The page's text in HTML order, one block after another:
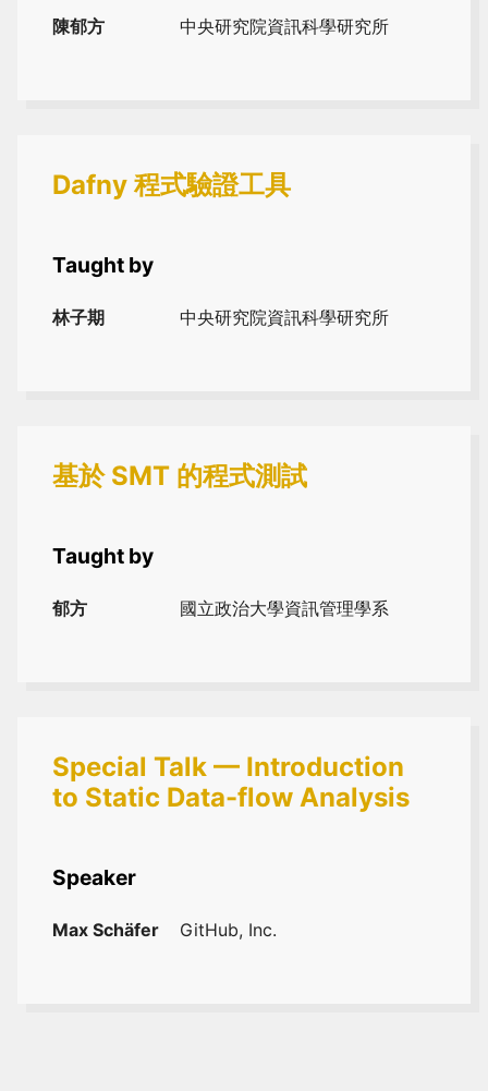
陳郁方 中央研究院資訊科學研究所
Dafny 程式驗證工具
Taught by
林子期 中央研究院資訊科學研究所
基於 SMT 的程式測試
Taught by
郁方 國立政治大學資訊管理學系
Special Talk — Introduction
to Static Data-flow Analysis
Speaker
Max Schäfer GitHub, Inc.